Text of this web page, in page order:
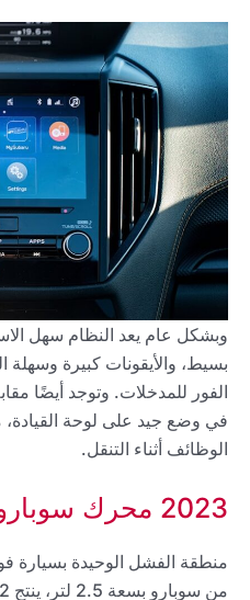
وبشكل عام يعد النظام سهل
بسيط، والأيقونات كبيرة
الفور للمدخلات. وتوجد أيضًا
في وضع جيد على لوحة
الوظائف أثناء التنقل.
2023 محرك سوبارو فورستر 2023